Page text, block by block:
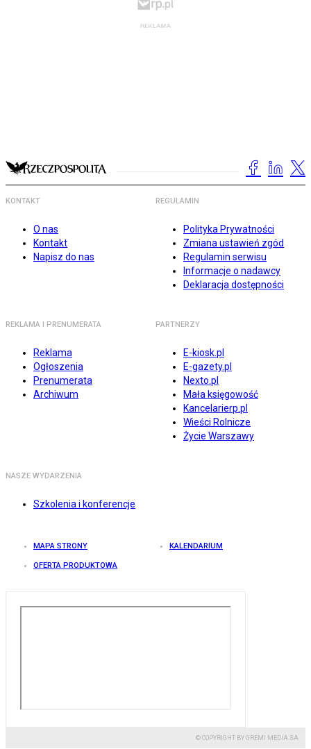
KONTAKT
O nas
Kontakt
Napisz do nas
REGULAMIN
Polityka Prywatności
Zmiana ustawień zgód
Regulamin serwisu
Informacje o nadawcy
Deklaracja dostępności
REKLAMA I PRENUMERATA
Reklama
Ogłoszenia
Prenumerata
Archiwum
PARTNERZY
E-kiosk.pl
E-gazety.pl
Nexto.pl
Mała księgowość
Kancelarierp.pl
Wieści Rolnicze
Życie Warszawy
NASZE WYDARZENIA
Szkolenia i konferencje
MAPA STRONY KALENDARIUM
OFERTA PRODUKTOWA
© COPYRIGHT BY GREMI MEDIA SA